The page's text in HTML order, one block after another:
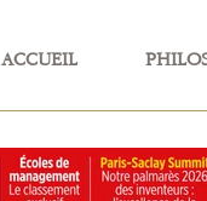
ACCUEIL